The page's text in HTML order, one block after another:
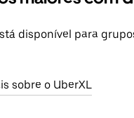
disponível para
sobre o UberXL